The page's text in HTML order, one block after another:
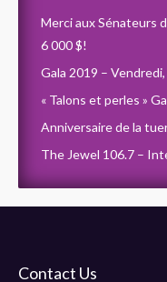
Merci aux Sénateurs
6 000 $!
Gala 2019 –
« Talons et perles »
Anniversaire de la
The Jewel 106.7 –
Contact Us